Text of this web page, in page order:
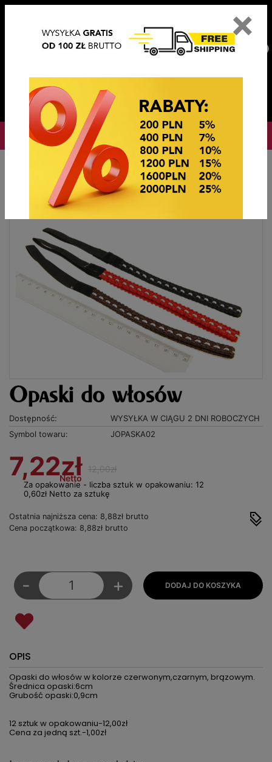
OKAZJE CENOWE! OKAZJE CENOWE!
Strona główna OKAZJE CENOWE OPASKI
Opaski do włosów
Dostępność:
WYSYŁKA W CIĄGU 2 DNI ROBOCZYCH
Symbol towaru:
JOPASKA02
7,22zł
Netto
12,00zł
Za opakowanie - liczba sztuk w opakowaniu: 12
0,60zł Netto za sztukę
Ostatnia najniższa cena: 8,88zł brutto
Cena początkowa: 8,88zł brutto
- +
OPIS
Opaski do włosów w kolorze czerwonym,czarnym, brązowym.
Średnica opaski:6cm
Grubość opaski:0,9cm
12 sztuk w opakowaniu-12,00zł
Cena za jedną szt.-1,00zł
×